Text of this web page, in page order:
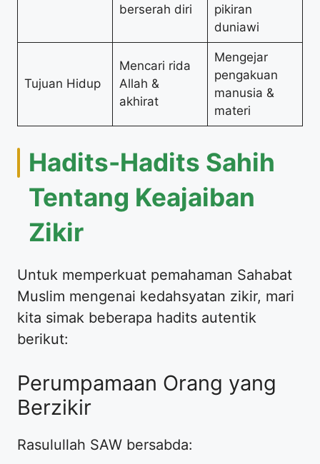
berserah diri
pikiran
duniawi
Tujuan Hidup
Mencari rida
Allah &
akhirat
Mengejar
pengakuan
manusia &
materi
Hadits-Hadits Sahih
Tentang Keajaiban
Zikir
Untuk memperkuat pemahaman Sahabat
Muslim mengenai kedahsyatan zikir, mari
kita simak beberapa hadits autentik
berikut:
Perumpamaan Orang yang
Berzikir
Rasulullah SAW bersabda: